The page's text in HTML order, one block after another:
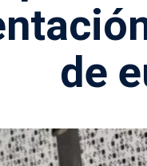
de